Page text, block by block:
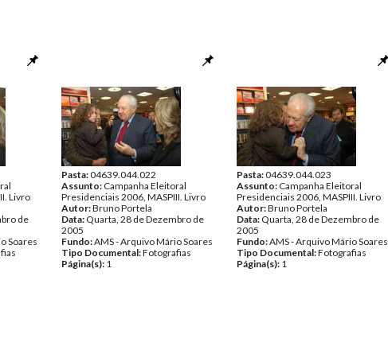
Livro
de
Soares
Pasta:04639.044.022
Assunto: Campanha Eleitoral
Presidenciais 2006, MASPIII. Livro
Autor:Bruno Portela
Data: Quarta, 28 de Dezembro de
2005
Fundo:AMS - Arquivo Mário Soares
Tipo Documental:Fotografias
Página(s): 1
Pasta:04639.044.023
Assunto: Campanha Eleitoral
Presidenciais 2006, MASPIII. Livro
Autor:Bruno Portela
Data: Quarta, 28 de Dezembro de
2005
Fundo:AMS - Arquivo Mário Soares
Tipo Documental:Fotografias
Página(s): 1